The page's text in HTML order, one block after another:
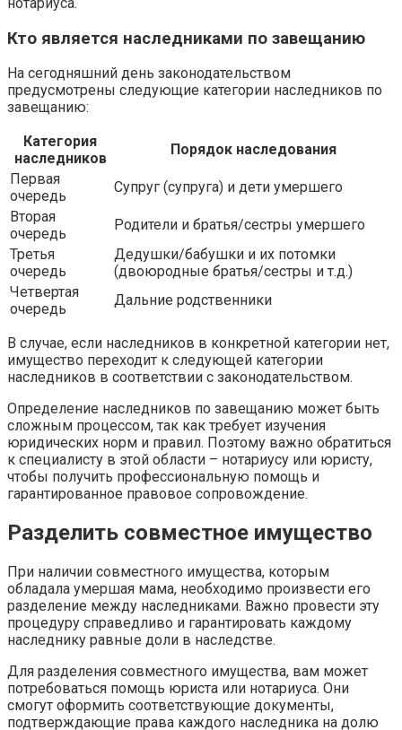
Кто является наследниками по завещанию
На сегодняшний день законодательством
предусмотрены следующие категории наследников по
завещанию:
Категория
наследников
Порядок наследования
Первая
очередь
Супруг (супруга) и дети умершего
Вторая
очередь
Родители и братья/сестры умершего
Третья
очередь
Дедушки/бабушки и их потомки
(двоюродные братья/сестры и т.д.)
Четвертая
очередь
Дальние родственники
В случае, если наследников в конкретной категории нет,
имущество переходит к следующей категории
наследников в соответствии с законодательством.
Определение наследников по завещанию может быть
сложным процессом, так как требует изучения
юридических норм и правил. Поэтому важно обратиться
к специалисту в этой области – нотариусу или юристу,
чтобы получить профессиональную помощь и
гарантированное правовое сопровождение.
Разделить совместное имущество
При наличии совместного имущества, которым
обладала умершая мама, необходимо произвести его
разделение между наследниками. Важно провести эту
процедуру справедливо и гарантировать каждому
наследнику равные доли в наследстве.
Для разделения совместного имущества, вам может
потребоваться помощь юриста или нотариуса. Они
смогут оформить соответствующие документы,
подтверждающие права каждого наследника на долю